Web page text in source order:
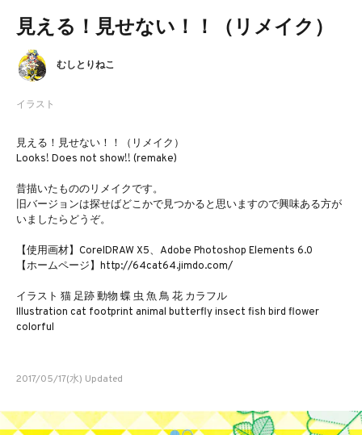
見える！見せない！！（リメイク）
イラスト
むしとりねこ
見える！見せない！！（リメイク）
Looks! Does not show!! (remake)
昔描いたもののリメイクです。
旧バージョンは探せばどこかで見つかると思いますので興味ある方が
いましたらどうぞ。
【使用画材】CorelDRAW X5、Adobe Photoshop Elements 6.0
【ホームページ】http://64cat64.jimdo.com/
イラスト 猫 足跡 動物 蝶 虫 魚 鳥 花 カラフル
Illustration cat footprint animal butterfly insect fish bird flower
colorful
2017/05/17(水) Updated